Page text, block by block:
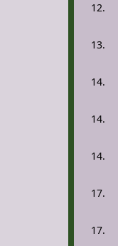
12.
13.
14.
14.
14.
17.
17.